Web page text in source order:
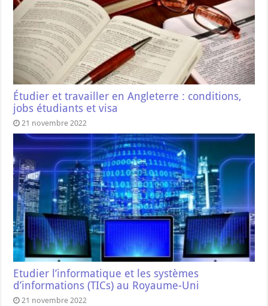
Étudier et travailler en Angleterre : conditions,
jobs étudiants et visa
21 novembre 2022
Etudier l’informatique et les systèmes
d’informations (TICs) au Royaume-Uni
21 novembre 2022